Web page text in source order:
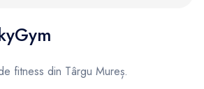
fitness din Târgu Mureș.